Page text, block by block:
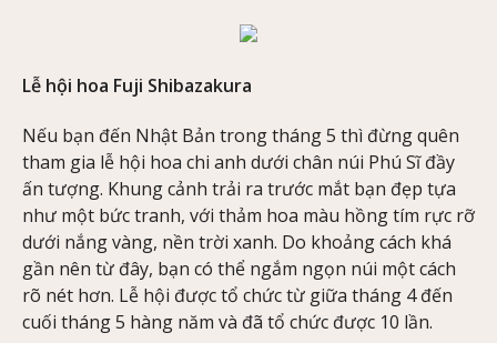
Lễ hội hoa Fuji Shibazakura
Nếu bạn đến Nhật Bản trong tháng 5 thì đừng quên
tham gia lễ hội hoa chi anh dưới chân núi Phú Sĩ đầy
ấn tượng. Khung cảnh trải ra trước mắt bạn đẹp tựa
như một bức tranh, với thảm hoa màu hồng tím rực rỡ
dưới nắng vàng, nền trời xanh. Do khoảng cách khá
gần nên từ đây, bạn có thể ngắm ngọn núi một cách
rõ nét hơn. Lễ hội được tổ chức từ giữa tháng 4 đến
cuối tháng 5 hàng năm và đã tổ chức được 10 lần.